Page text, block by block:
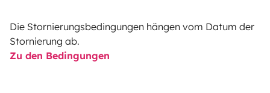
Die Stornierungsbedingungen hängen vom Datum der
Stornierung ab.
Zu den Bedingungen